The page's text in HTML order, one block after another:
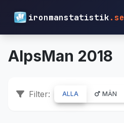
ironmanstatistik.se
AlpsMan 2018
Filter: ALLA MÄN